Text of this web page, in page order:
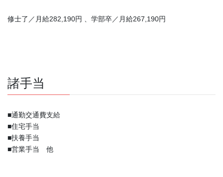
修士了／月給282,190円 、学部卒／月給267,190円
諸手当
■通勤交通費支給
■住宅手当
■扶養手当
■営業手当 他